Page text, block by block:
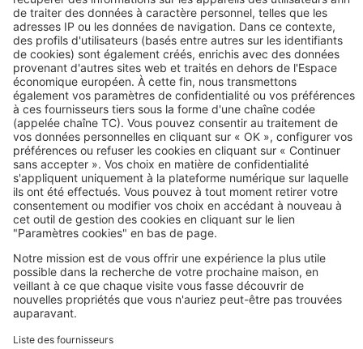
Combien coûte la construction
d’une maison de 150 m² ?
Image
Maîtriser votre projet
Aménagements extérieurs : quand
demander un permis de construire ?
Image
Maîtriser votre projet
À quoi sert un contrôleur technique
sur un chantier ?